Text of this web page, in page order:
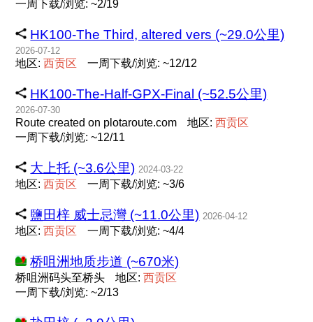
一周下载/浏览: ~2/19
HK100-The Third, altered vers (~29.0公里)
2026-07-12
地区:西贡区 一周下载/浏览: ~12/12
HK100-The-Half-GPX-Final (~52.5公里)
2026-07-30
Route created on plotaroute.com 地区:西贡区
一周下载/浏览: ~12/11
大上托 (~3.6公里) 2024-03-22
地区:西贡区 一周下载/浏览: ~3/6
鹽田梓 威士忌灣 (~11.0公里) 2026-04-12
地区:西贡区 一周下载/浏览: ~4/4
桥咀洲地质步道 (~670米)
桥咀洲码头至桥头 地区:西贡区
一周下载/浏览: ~2/13